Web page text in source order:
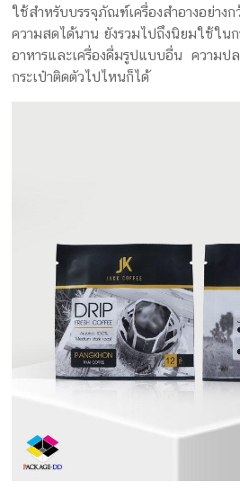
ครีม
รับ
ผลิต
กล่อง
ครีม
รับ
ใช้สำหรับบรรจุภัณฑ์เครื่องสำอางอย่าง
ความสดได้นาน ยังรวมไปถึงนิยมใช้ใน
อาหารและเครื่องดื่มรูปแบบอื่น ความป
กระเป๋าติดตัวไปไหนก็ได้